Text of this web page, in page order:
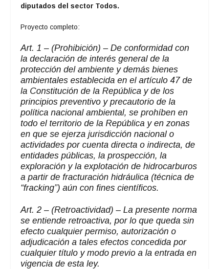
diputados del sector Todos.
Proyecto completo:
Art. 1 – (Prohibición) – De conformidad con
la declaración de interés general de la
protección del ambiente y demás bienes
ambientales establecida en el artículo 47 de
la Constitución de la República y de los
principios preventivo y precautorio de la
política nacional ambiental, se prohíben en
todo el territorio de la República y en zonas
en que se ejerza jurisdicción nacional o
actividades por cuenta directa o indirecta, de
entidades públicas, la prospección, la
exploración y la explotación de hidrocarburos
a partir de fracturación hidráulica (técnica de
“fracking”) aún con fines científicos.
Art. 2 – (Retroactividad) – La presente norma
se entiende retroactiva, por lo que queda sin
efecto cualquier permiso, autorización o
adjudicación a tales efectos concedida por
cualquier título y modo previo a la entrada en
vigencia de esta ley.